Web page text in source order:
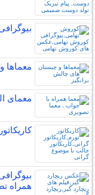
معماها
معمای
همراه